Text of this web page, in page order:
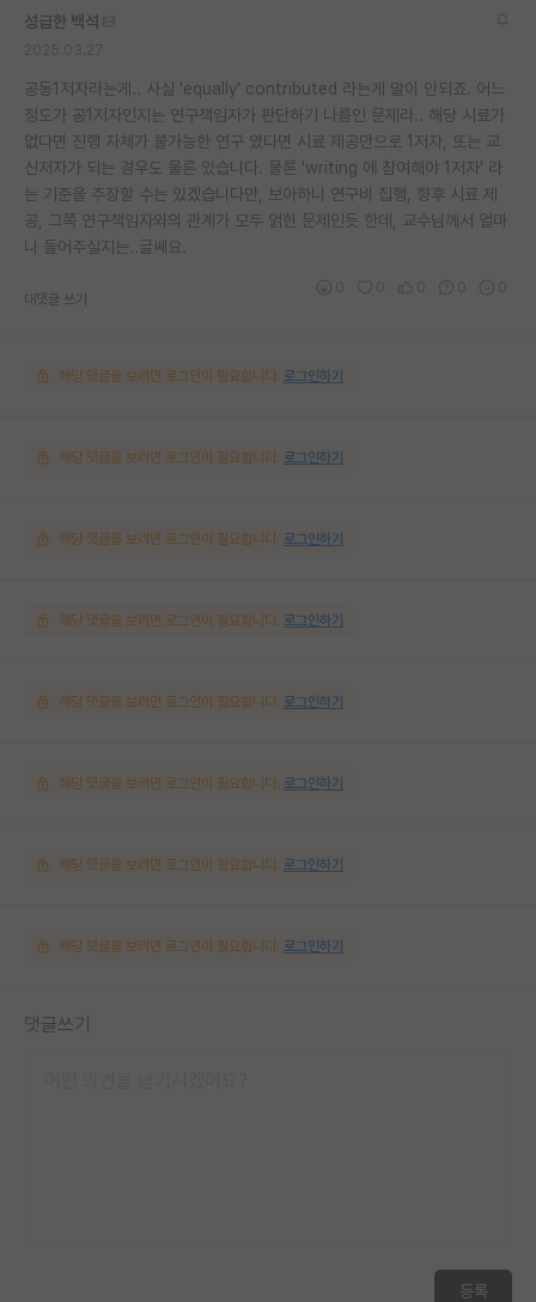
성급한 백석
공동1저자라는게.. 사실 'equally' contributed 라는게 말이 안되죠. 어느
정도가 공1저자인지는 연구책임자가 판단하기 나름인 문제라.. 해당 시료가
없다면 진행 자체가 불가능한 연구 였다면 시료 제공만으로 1저자, 또는 교
신저자가 되는 경우도 물론 있습니다. 물론 'writing 에 참여해야 1저자' 라
는 기준을 주장할 수는 있겠습니다만, 보아하니 연구비 집행, 향후 시료 제
공, 그쪽 연구책임자와의 관계가 모두 얽힌 문제인듯 한데, 교수님께서 얼마
나 들어주실지는..글쎄요.
대댓글 쓰기
해당 댓글을 보려면 로그인이 필요합니다. 로그인하기
해당 댓글을 보려면 로그인이 필요합니다. 로그인하기
해당 댓글을 보려면 로그인이 필요합니다. 로그인하기
해당 댓글을 보려면 로그인이 필요합니다. 로그인하기
해당 댓글을 보려면 로그인이 필요합니다. 로그인하기
해당 댓글을 보려면 로그인이 필요합니다. 로그인하기
해당 댓글을 보려면 로그인이 필요합니다. 로그인하기
해당 댓글을 보려면 로그인이 필요합니다. 로그인하기
댓글쓰기
등록